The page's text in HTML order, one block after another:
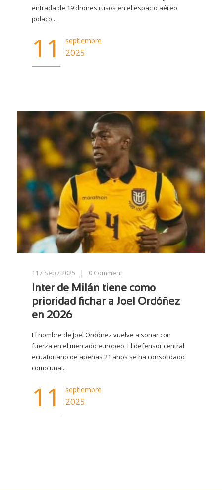
entrada de 19 drones rusos en el espacio aéreo
polaco...
11 septiembre
2025
11 / Sep / 2025 | 0 Comment
Inter de Milán tiene como
prioridad fichar a Joel Ordóñez
en 2026
El nombre de Joel Ordóñez vuelve a sonar con
fuerza en el mercado europeo. El defensor central
ecuatoriano de apenas 21 años se ha consolidado
como una...
11 septiembre
2025